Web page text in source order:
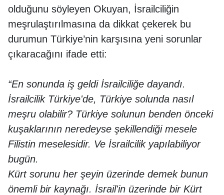
olduğunu söyleyen Okuyan, İsrailciliğin
meşrulaştırılmasına da dikkat çekerek bu
durumun Türkiye’nin karşısına yeni sorunlar
çıkaracağını ifade etti:
“En sonunda iş geldi İsrailciliğe dayandı.
İsrailcilik Türkiye'de, Türkiye solunda nasıl
meşru olabilir? Türkiye solunun benden önceki
kuşaklarının neredeyse şekillendiği mesele
Filistin meselesidir. Ve İsrailcilik yapılabiliyor
bugün.
Kürt sorunu her şeyin üzerinde demek bunun
önemli bir kaynağı. İsrail'in üzerinde bir Kürt